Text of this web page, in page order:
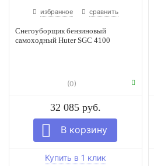
избранное сравнить
Снегоуборщик бензиновый
самоходный Huter SGC 4100
(0)
32 085 руб.